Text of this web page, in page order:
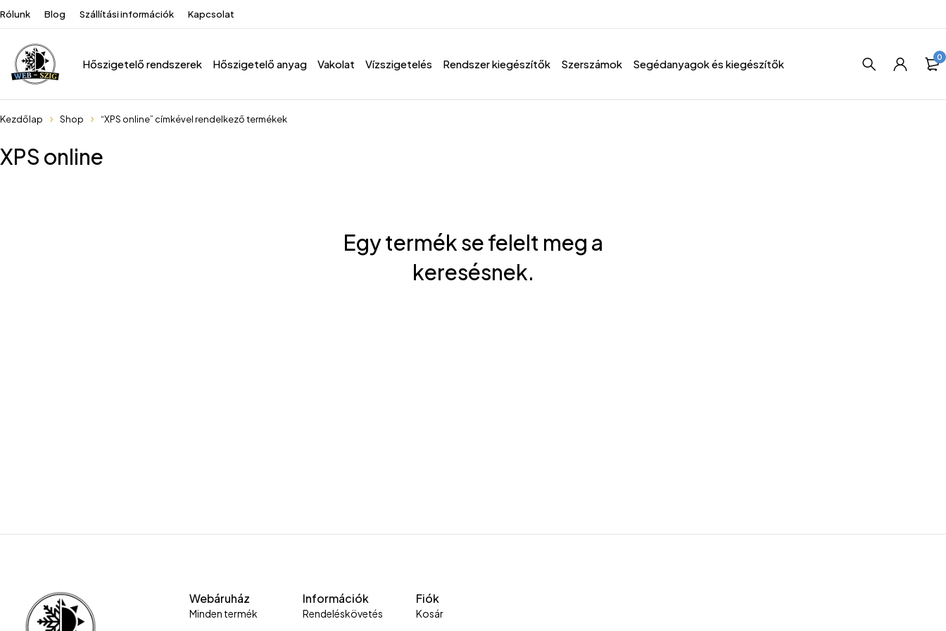
Rólunk Blog Szállítási információk Kapcsolat
Hőszigetelő rendszerek Hőszigetelő anyag Vakolat Vízszigetelés Rendszer kiegészítők Szerszámok Segédanyagok és kiegészítők 0
Kezdőlap Shop “XPS online” címkével rendelkező termékek
XPS online
Egy termék se felelt meg a
keresésnek.
Webáruház
Minden termék
Információk
Rendeléskövetés
Fiók
Kosár